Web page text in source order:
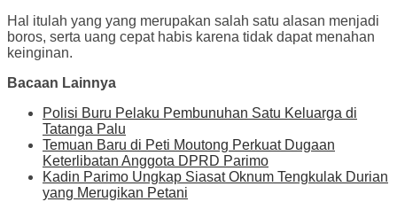
Hal itulah yang yang merupakan salah satu alasan menjadi
boros, serta uang cepat habis karena tidak dapat menahan
keinginan.
Bacaan Lainnya
Polisi Buru Pelaku Pembunuhan Satu Keluarga di
Tatanga Palu
Temuan Baru di Peti Moutong Perkuat Dugaan
Keterlibatan Anggota DPRD Parimo
Kadin Parimo Ungkap Siasat Oknum Tengkulak Durian
yang Merugikan Petani